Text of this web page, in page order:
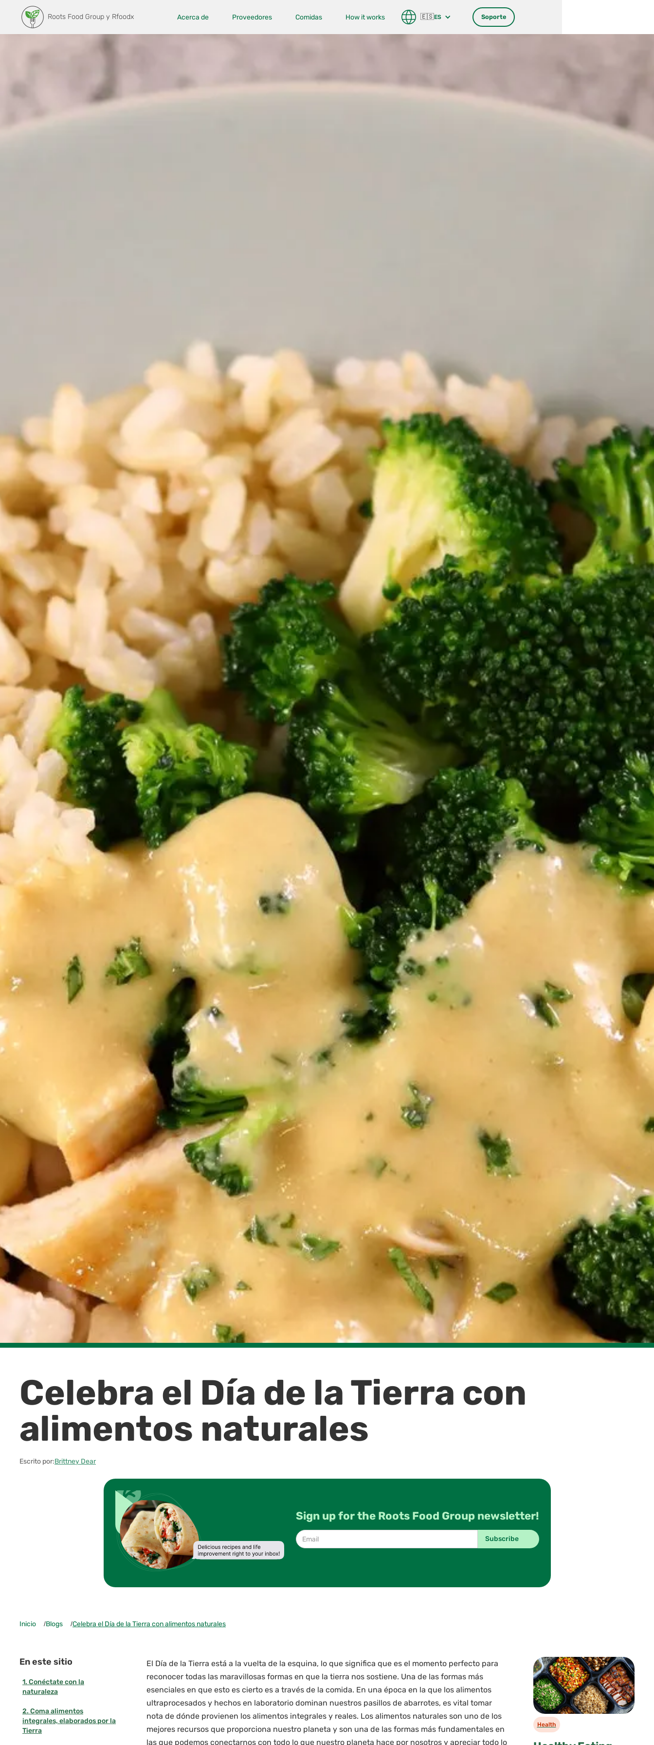
Roots Food Group y Rfoodx Acerca de Proveedores Comidas How it works 🇪🇸ES Soporte
Celebra el Día de la Tierra con
alimentos naturales
Escrito por:Brittney Dear
Sign up for the Roots Food Group newsletter!
Inicio /Blogs /Celebra el Día de la Tierra con alimentos naturales
En este sitio
1. Conéctate con la
naturaleza
2. Coma alimentos
integrales, elaborados por la
Tierra
El Día de la Tierra está a la vuelta de la esquina, lo que significa que es el momento perfecto para
reconocer todas las maravillosas formas en que la tierra nos sostiene. Una de las formas más
esenciales en que esto es cierto es a través de la comida. En una época en la que los alimentos
ultraprocesados y hechos en laboratorio dominan nuestros pasillos de abarrotes, es vital tomar
nota de dónde provienen los alimentos integrales y reales. Los alimentos naturales son uno de los
mejores recursos que proporciona nuestro planeta y son una de las formas más fundamentales en
las que podemos conectarnos con todo lo que nuestro planeta hace por nosotros y apreciar todo lo
Health